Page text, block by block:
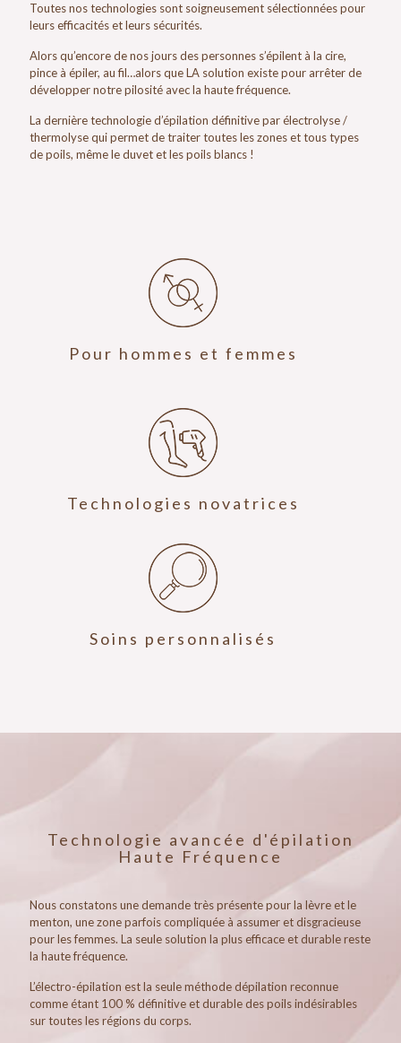
Toutes nos technologies sont soigneusement sélectionnées pour
leurs efficacités et leurs sécurités.
Alors qu’encore de nos jours des personnes s’épilent à la cire,
pince à épiler, au fil…alors que LA solution existe pour arrêter de
développer notre pilosité avec la haute fréquence.
La dernière technologie d’épilation définitive par électrolyse /
thermolyse qui permet de traiter toutes les zones et tous types
de poils, même le duvet et les poils blancs !
Pour hommes et femmes
Technologies novatrices
Soins personnalisés
Technologie avancée d'épilation
Haute Fréquence
Nous constatons une demande très présente pour la lèvre et le
menton, une zone parfois compliquée à assumer et disgracieuse
pour les femmes. La seule solution la plus efficace et durable reste
la haute fréquence.
L’électro-épilation est la seule méthode dépilation reconnue
comme étant 100 % définitive et durable des poils indésirables
sur toutes les régions du corps.